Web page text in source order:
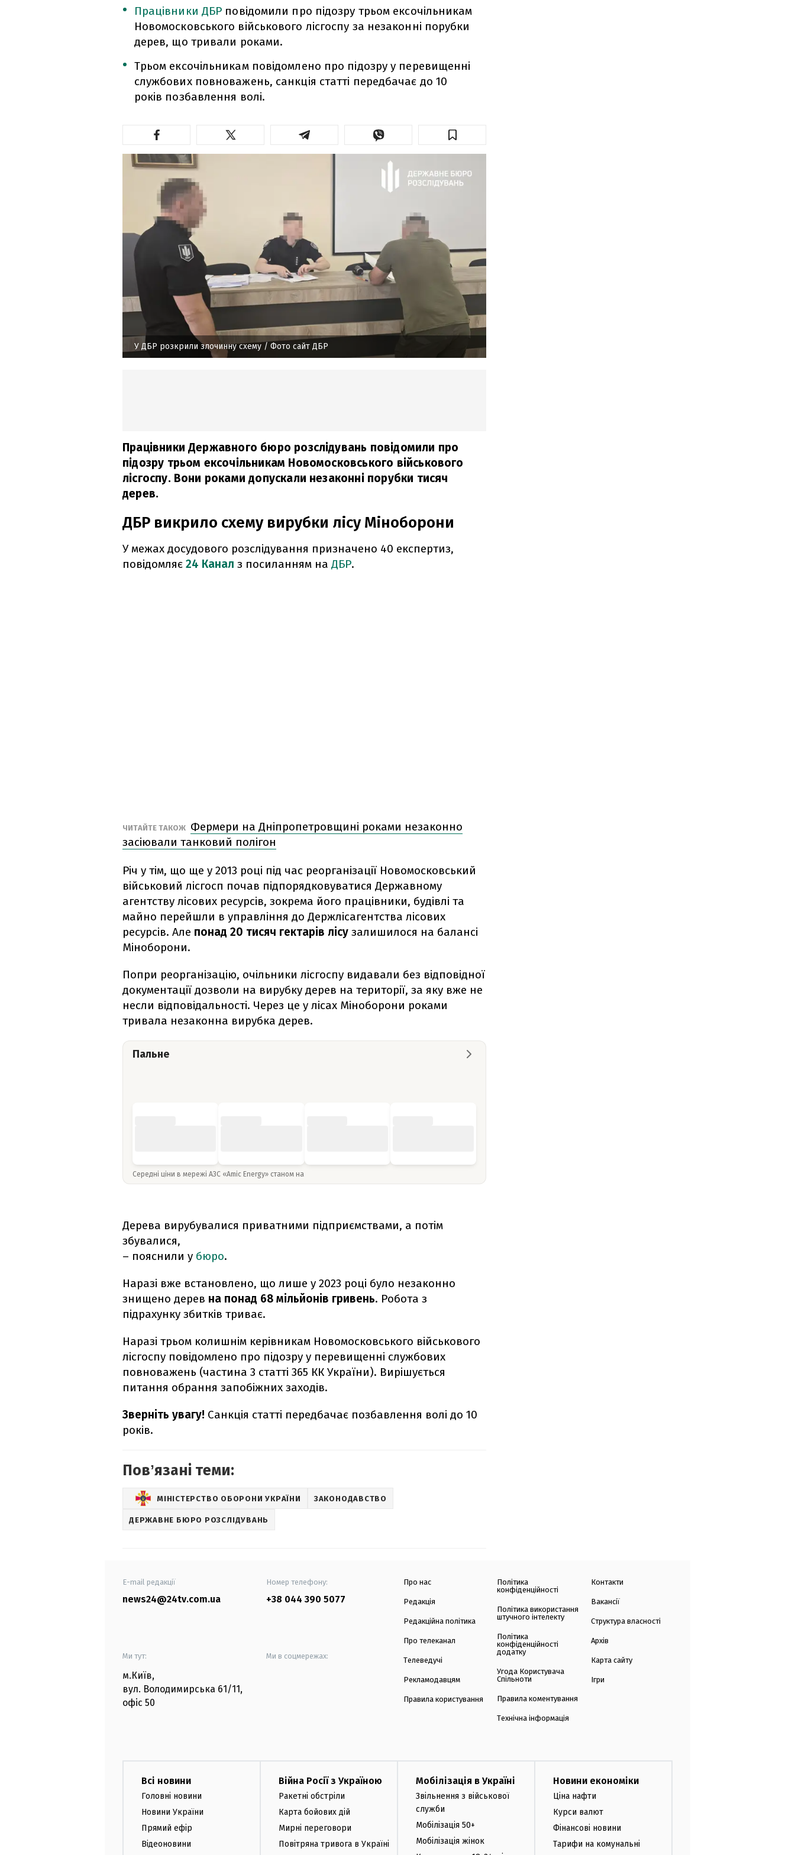
Працівники ДБР повідомили про підозру трьом ексочільникам
Новомосковського військового лісгоспу за незаконні порубки
дерев, що тривали роками.
Трьом ексочільникам повідомлено про підозру у перевищенні
службових повноважень, санкція статті передбачає до 10
років позбавлення волі.
У ДБР розкрили злочинну схему / Фото сайт ДБР
Працівники Державного бюро розслідувань повідомили про
підозру трьом ексочільникам Новомосковського військового
лісгоспу. Вони роками допускали незаконні порубки тисяч
дерев.
ДБР викрило схему вирубки лісу Міноборони
У межах досудового розслідування призначено 40 експертиз,
повідомляє 24 Канал з посиланням на ДБР.
ЧИТАЙТЕ ТАКОЖ Фермери на Дніпропетровщині роками незаконно
засіювали танковий полігон
Річ у тім, що ще у 2013 році під час реорганізації Новомосковський
військовий лісгосп почав підпорядковуватися Державному
агентству лісових ресурсів, зокрема його працівники, будівлі та
майно перейшли в управління до Держлісагентства лісових
ресурсів. Але понад 20 тисяч гектарів лісу залишилося на балансі
Міноборони.
Попри реорганізацію, очільники лісгоспу видавали без відповідної
документації дозволи на вирубку дерев на території, за яку вже не
несли відповідальності. Через це у лісах Міноборони роками
тривала незаконна вирубка дерев.
Пальне
Середні ціни в мережі АЗС «Amic Energy» станом на
Дерева вирубувалися приватними підприємствами, а потім
збувалися,
– пояснили у бюро.
Наразі вже встановлено, що лише у 2023 році було незаконно
знищено дерев на понад 68 мільйонів гривень. Робота з
підрахунку збитків триває.
Наразі трьом колишнім керівникам Новомосковського військового
лісгоспу повідомлено про підозру у перевищенні службових
повноважень (частина 3 статті 365 КК України). Вирішується
питання обрання запобіжних заходів.
Зверніть увагу! Санкція статті передбачає позбавлення волі до 10
років.
Повʼязані теми:
МІНІСТЕРСТВО ОБОРОНИ УКРАЇНИ ЗАКОНОДАВСТВО
ДЕРЖАВНЕ БЮРО РОЗСЛІДУВАНЬ
E-mail редакції
news24@24tv.com.ua
Номер телефону:
+38 044 390 5077
Ми тут:
м.Київ,
вул. Володимирська 61/11,
офіс 50
Ми в соцмережах:
Про нас
Редакція
Редакційна політика
Про телеканал
Телеведучі
Рекламодавцям
Правила користування
Політика
конфіденційності
Політика використання
штучного інтелекту
Політика
конфіденційності
додатку
Угода Користувача
Спільноти
Правила коментування
Технічна інформація
Контакти
Вакансії
Структура власності
Архів
Карта сайту
Ігри
Всі новини
Головні новини
Новини України
Прямий ефір
Відеоновини
Війна Росії з Україною
Ракетні обстріли
Карта бойових дій
Мирні переговори
Повітряна тривога в Україні
Мобілізація в Україні
Звільнення з військової
служби
Мобілізація 50+
Мобілізація жінок
Новини економіки
Ціна нафти
Курси валют
Фінансові новини
Тарифи на комунальні